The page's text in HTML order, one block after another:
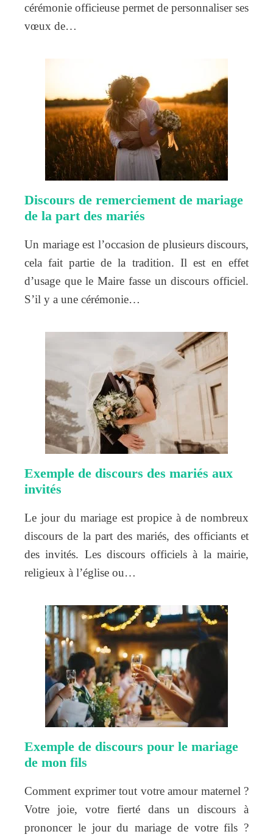
cérémonie officieuse permet de personnaliser ses
vœux de…
Discours de remerciement de mariage
de la part des mariés
Un mariage est l’occasion de plusieurs discours,
cela fait partie de la tradition. Il est en effet
d’usage que le Maire fasse un discours officiel.
S’il y a une cérémonie…
Exemple de discours des mariés aux
invités
Le jour du mariage est propice à de nombreux
discours de la part des mariés, des officiants et
des invités. Les discours officiels à la mairie,
religieux à l’église ou…
Exemple de discours pour le mariage
de mon fils
Comment exprimer tout votre amour maternel ?
Votre joie, votre fierté dans un discours à
prononcer le jour du mariage de votre fils ?